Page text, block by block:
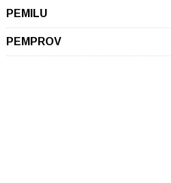
PEMILU
PEMPROV